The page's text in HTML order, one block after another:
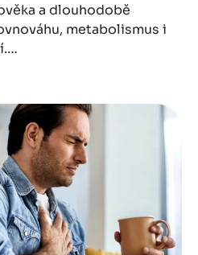
a dlouhodobě
metabolismus i